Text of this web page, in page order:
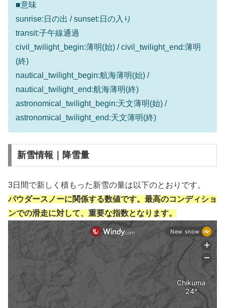
■意味
sunrise:日の出 / sunset:日の入り
transit:子午線通過
civil_twilight_begin:薄明(始) / civil_twilight_end:薄明
(終)
nautical_twilight_begin:航海薄明(始) /
nautical_twilight_end:航海薄明(終)
astronomical_twilight_begin:天文薄明(始) /
astronomical_twilight_end:天文薄明(終)
新雪情報｜降雪量
3日間で新しく積もった新雪の量は以下のとおりです。
パウダースノーに関係する数値です。最高のコンディショ
ンでの滑走に対して、重要な指数となります。